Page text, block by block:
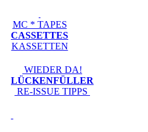
MC * TAPES
CASSETTES
KASSETTEN
WIEDER DA!
LÜCKENFÜLLER
RE-ISSUE TIPPS